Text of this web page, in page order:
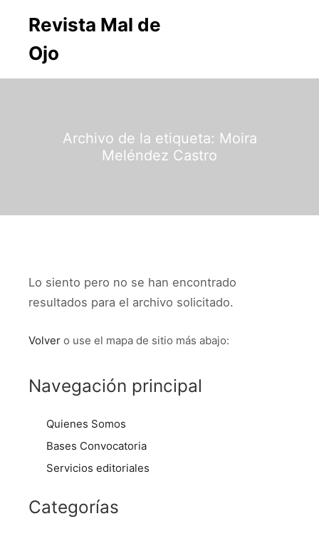
Revista Mal de
Ojo
Archivo de la etiqueta: Moira
Meléndez Castro
Lo siento pero no se han encontrado
resultados para el archivo solicitado.
Volver o use el mapa de sitio más abajo:
Navegación principal
Quienes Somos
Bases Convocatoria
Servicios editoriales
Categorías